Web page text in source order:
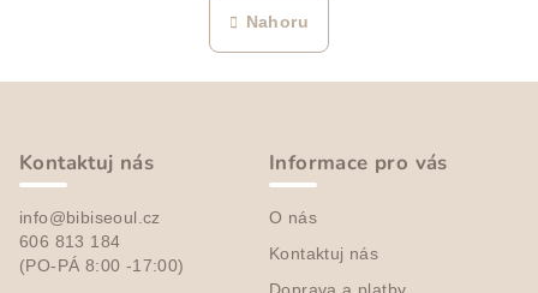
l
á
í
p
r
k
n
k
o
v
Nahoru
Kontaktuj nás
info@bibiseoul.cz
606 813 184
(PO-PÁ 8:00 -17:00)
Informace pro vás
O nás
Kontaktuj nás